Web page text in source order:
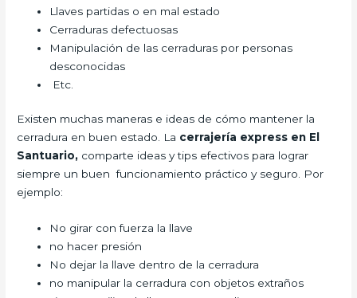
Llaves partidas o en mal estado
Cerraduras defectuosas
Manipulación de las cerraduras por personas
desconocidas
Etc.
Existen muchas maneras e ideas de cómo mantener la
cerradura en buen estado. La cerrajería express en El
Santuario, comparte ideas y tips efectivos para lograr
siempre un buen funcionamiento práctico y seguro. Por
ejemplo:
No girar con fuerza la llave
no hacer presión
No dejar la llave dentro de la cerradura
no manipular la cerradura con objetos extraños